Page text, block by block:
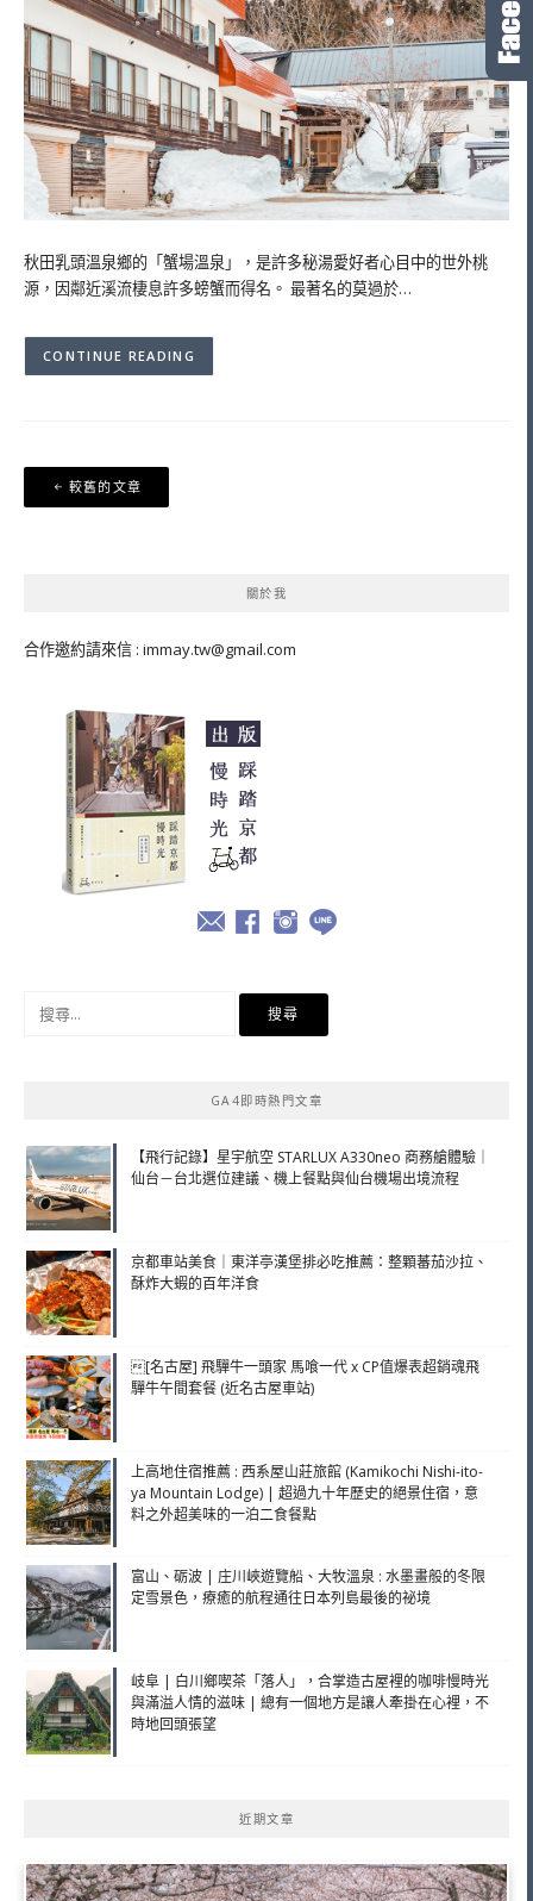
秋田乳頭溫泉鄉的「蟹場溫泉」，是許多秘湯愛好者心目中的世外桃
源，因鄰近溪流棲息許多螃蟹而得名。 最著名的莫過於…
CONTINUE READING
文
章
較舊的文章
關於我
合作邀約請來信 : immay.tw@gmail.com
GA4即時熱門文章
【飛行記錄】星宇航空 STARLUX A330neo 商務艙體驗｜
仙台－台北選位建議、機上餐點與仙台機場出境流程
京都車站美食｜東洋亭漢堡排必吃推薦：整顆蕃茄沙拉、
酥炸大蝦的百年洋食
[名古屋] 飛驒牛一頭家 馬喰一代 x CP值爆表超銷魂飛
驒牛午間套餐 (近名古屋車站)
上高地住宿推薦 : 西系屋山莊旅館 (Kamikochi Nishi-ito-
ya Mountain Lodge) | 超過九十年歷史的絕景住宿，意
料之外超美味的一泊二食餐點
富山、砺波 | 庄川峽遊覽船、大牧溫泉 : 水墨畫般的冬限
定雪景色，療癒的航程通往日本列島最後的祕境
岐阜 | 白川鄉喫茶「落人」，合掌造古屋裡的咖啡慢時光
與滿溢人情的滋味 | 總有一個地方是讓人牽掛在心裡，不
時地回頭張望
近期文章